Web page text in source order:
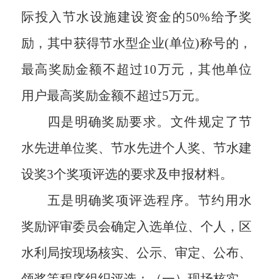
际投入节水设施建设资金的50%给予奖
励，其中获得节水型企业(单位)称号的，
最高奖励金额不超过10万元，其他单位
用户最高奖励金额不超过5万元。
四是明确奖励要求。文件规定了节
水先进单位奖、节水先进个人奖、节水建
设奖3个奖项评选的要求及申报材料。
五是明确奖项评选程序。 节约用水
奖励评审委员会确定入选单位、个人， 区
水利局按现场核实、公示、审定、公布、